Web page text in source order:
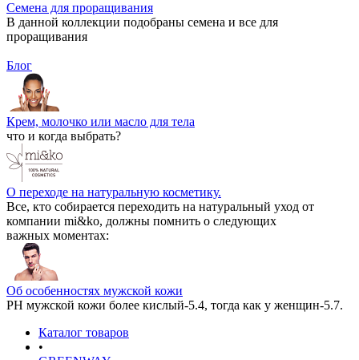
Семена для проращивания
В данной коллекции подобраны семена и все для
проращивания
Блог
Крем, молочко или масло для тела
что и когда выбрать?
О переходе на натуральную косметику.
Все, кто собирается переходить на натуральный уход от
компании mi&ko, должны помнить о следующих
важных моментах:
Об особенностях мужской кожи
РН мужской кожи более кислый-5.4, тогда как у женщин-5.7.
Каталог товаров
•